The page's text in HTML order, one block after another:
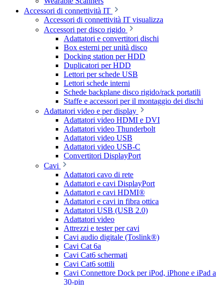
Accessori di connettività IT
Accessori di connettività IT visualizza
Accessori per disco rigido
Adattatori e convertitori dischi
Box esterni per unità disco
Docking station per HDD
Duplicatori per HDD
Lettori per schede USB
Lettori schede interni
Schede backplane disco rigido/rack portatili
Staffe e accessori per il montaggio dei dischi
Adattatori video e per display
Adattatori video HDMI e DVI
Adattatori video Thunderbolt
Adattatori video USB
Adattatori video USB-C
Convertitori DisplayPort
Cavi
Adattatori cavo di rete
Adattatori e cavi DisplayPort
Adattatori e cavi HDMI®
Adattatori e cavi in fibra ottica
Adattatori USB (USB 2.0)
Adattatori video
Attrezzi e tester per cavi
Cavi audio digitale (Toslink®)
Cavi Cat 6a
Cavi Cat6 schermati
Cavi Cat6 sottili
Cavi Connettore Dock per iPod, iPhone e iPad a
30-pin